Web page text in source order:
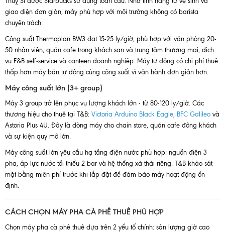
giao diện đơn giản, máy phù hợp với môi trường không có barista
chuyên trách.
Công suất Thermoplan BW3 đạt 15-25 ly/giờ, phù hợp với văn phòng 20-
50 nhân viên, quán cafe trong khách sạn và trung tâm thương mại, dịch
vụ F&B self-service và canteen doanh nghiệp. Máy tự động có chi phí thuê
thấp hơn máy bán tự động cùng công suất vì vận hành đơn giản hơn.
Máy công suất lớn (3+ group)
Máy 3 group trở lên phục vụ lượng khách lớn - từ 80-120 ly/giờ. Các
thương hiệu cho thuê tại T&B: Victoria Arduino Black Eagle, BFC Galileo và
Astoria Plus 4U. Đây là dòng máy cho chain store, quán cafe đông khách
và sự kiện quy mô lớn.
Máy công suất lớn yêu cầu hạ tầng điện nước phù hợp: nguồn điện 3
pha, áp lực nước tối thiểu 2 bar và hệ thống xả thải riêng. T&B khảo sát
mặt bằng miễn phí trước khi lắp đặt để đảm bảo máy hoạt động ổn
định.
CÁCH CHỌN MÁY PHA CÀ PHÊ THUÊ PHÙ HỢP
Chọn máy pha cà phê thuê dựa trên 2 yếu tố chính: sản lượng giờ cao